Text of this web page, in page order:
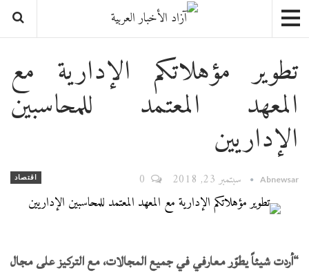
تطوير مؤهلاتكم الإدارية مع
المعهد المعتمد للمحاسبين
الإداريين
اقتصاد Abnewsar سبتمبر 23, 2018
“أردت شيئاً يطوّر معارفي في جميع المجالات، مع التركيز على مجال